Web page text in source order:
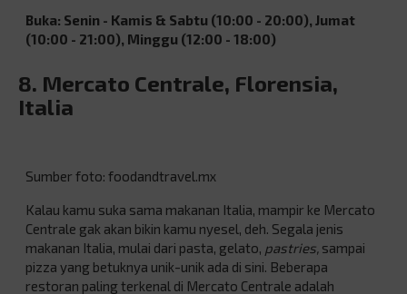
Buka: Senin - Kamis & Sabtu (10:00 - 20:00), Jumat
(10:00 - 21:00), Minggu (12:00 - 18:00)
8. Mercato Centrale, Florensia,
Italia
Sumber foto: foodandtravel.mx
Kalau kamu suka sama makanan Italia, mampir ke Mercato
Centrale gak akan bikin kamu nyesel, deh. Segala jenis
makanan Italia, mulai dari pasta, gelato, pastries, sampai
pizza yang betuknya unik-unik ada di sini. Beberapa
restoran paling terkenal di Mercato Centrale adalah